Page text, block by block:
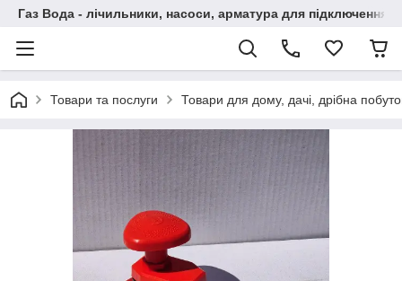
Газ Вода - лічильники, насоси, арматура для підключення,
Товари та послуги Товари для дому, дачі, дрібна